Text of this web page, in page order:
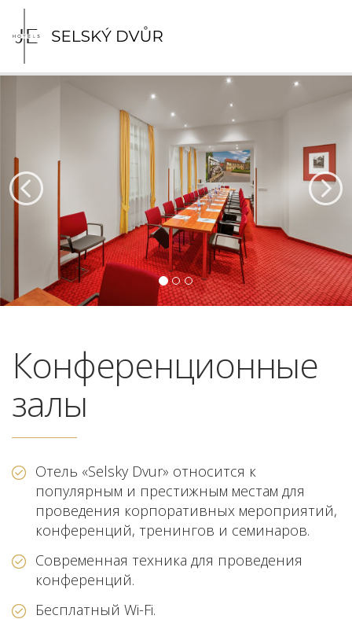
Previous
Конференционные
залы
Отель «Selsky Dvur» относится к
популярным и престижным местам для
проведения корпоративных мероприятий,
конференций, тренингов и семинаров.
Современная техника для проведения
конференций.
Бесплатный Wi-Fi.